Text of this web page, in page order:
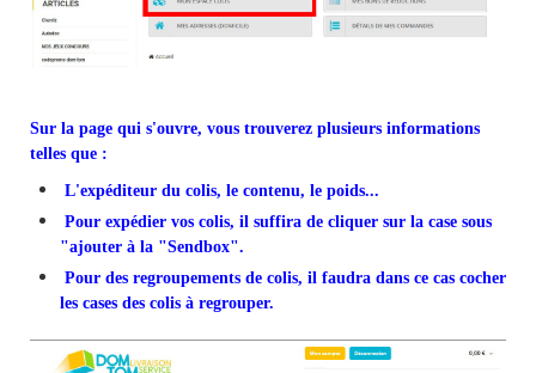
Sur la page qui s'ouvre, vous trouverez plusieurs informations
telles que :
L'expéditeur du colis, le contenu, le poids...
Pour expédier vos colis, il suffira de cliquer sur la case sous
"ajouter à la "Sendbox".
Pour des regroupements de colis, il faudra dans ce cas cocher
les cases des colis à regrouper.